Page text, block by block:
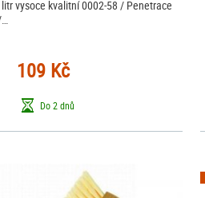
vysoce kvalitní 0002-58 / Penetrace
109 Kč
Do 2 dnů